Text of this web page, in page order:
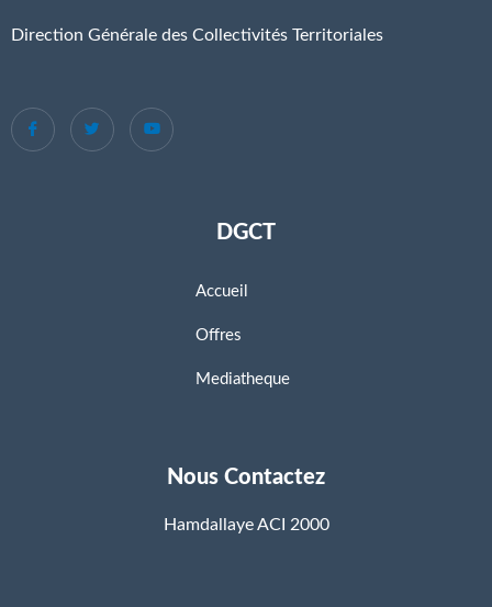
Direction Générale des Collectivités Territoriales
DGCT
Accueil
Offres
Mediatheque
Nous Contactez
Hamdallaye ACI 2000